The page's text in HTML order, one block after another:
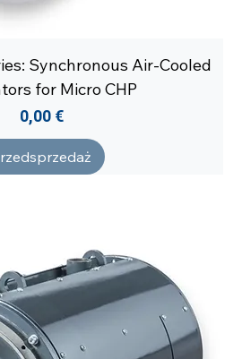
Synchronous Air-Cooled
for Micro CHP
Cena
0,00 €